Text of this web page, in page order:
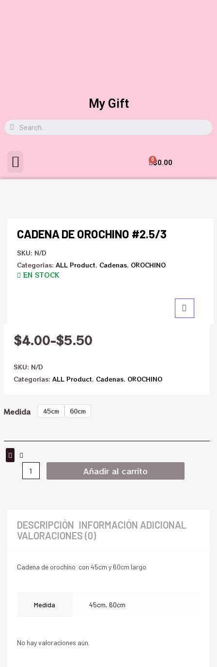
My Gift
$0.00
0
CADENA DE OROCHINO #2.5/3
SKU: N/D
Categorías: ALL Product, Cadenas, OROCHINO
EN STOCK
$4.00-$5.50
SKU: N/D
Categorías: ALL Product, Cadenas, OROCHINO
Medida 45cm 60cm
Añadir al carrito
DESCRIPCIÓN INFORMACIÓN ADICIONAL
VALORACIONES (0)
Cadena de orochino con 45cm y 60cm largo
Medida 45cm, 60cm
No hay valoraciones aún.